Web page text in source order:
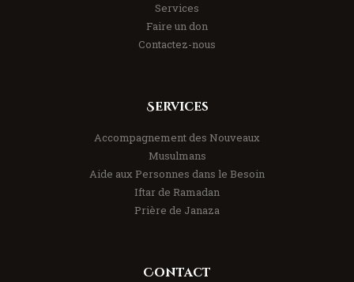
Services
Faire un don
Contactez-nous
Services
Accompagnement des Nouveaux
Musulmans
Aide aux Personnes dans le Besoin
Iftar de Ramadan
Prière de Janaza
Contact